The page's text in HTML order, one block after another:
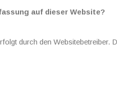
auf dieser Website?
durch den Websitebetreiber.